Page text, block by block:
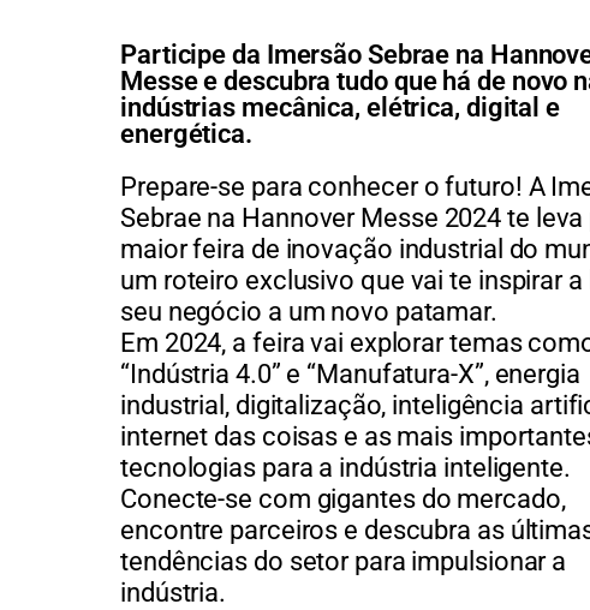
Participe da Imersão Sebrae na
Messe e descubra tudo que há de novo
indústrias mecânica, elétrica, digital e
energética.
Prepare-se para conhecer o futuro! A
Sebrae na Hannover Messe 2024 te leva
maior feira de inovação industrial do
um roteiro exclusivo que vai te inspirar a
seu negócio a um novo patamar.
Em 2024, a feira vai explorar temas
“Indústria 4.0” e “Manufatura-X”, energia
industrial, digitalização, inteligência
internet das coisas e as mais
tecnologias para a indústria inteligente.
Conecte-se com gigantes do mercado,
encontre parceiros e descubra as
tendências do setor para impulsionar a
indústria.